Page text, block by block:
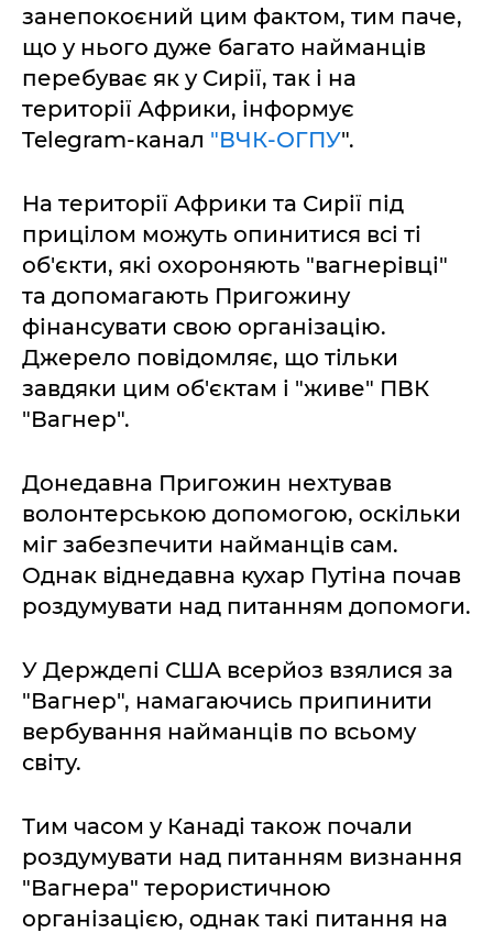
занепокоєний цим фактом, тим паче,
що у нього дуже багато найманців
перебуває як у Сирії, так і на
території Африки, інформує
Telegram-канал "ВЧК-ОГПУ".
На території Африки та Сирії під
прицілом можуть опинитися всі ті
об'єкти, які охороняють "вагнерівці"
та допомагають Пригожину
фінансувати свою організацію.
Джерело повідомляє, що тільки
завдяки цим об'єктам і "живе" ПВК
"Вагнер".
Донедавна Пригожин нехтував
волонтерською допомогою, оскільки
міг забезпечити найманців сам.
Однак віднедавна кухар Путіна почав
роздумувати над питанням допомоги.
У Держдепі США всерйоз взялися за
"Вагнер", намагаючись припинити
вербування найманців по всьому
світу.
Тим часом у Канаді також почали
роздумувати над питанням визнання
"Вагнера" терористичною
організацією, однак такі питання на